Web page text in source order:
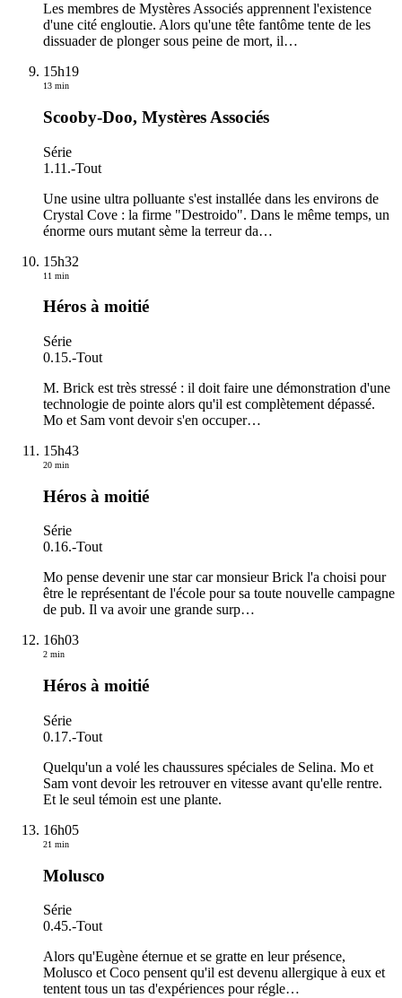
Les membres de Mystères Associés apprennent l'existence
d'une cité engloutie. Alors qu'une tête fantôme tente de les
dissuader de plonger sous peine de mort, il…
15h19
13 min
Scooby-Doo, Mystères Associés
Série
1.11.-Tout
Une usine ultra polluante s'est installée dans les environs de
Crystal Cove : la firme "Destroido". Dans le même temps, un
énorme ours mutant sème la terreur da…
15h32
11 min
Héros à moitié
Série
0.15.-Tout
M. Brick est très stressé : il doit faire une démonstration d'une
technologie de pointe alors qu'il est complètement dépassé.
Mo et Sam vont devoir s'en occuper…
15h43
20 min
Héros à moitié
Série
0.16.-Tout
Mo pense devenir une star car monsieur Brick l'a choisi pour
être le représentant de l'école pour sa toute nouvelle campagne
de pub. Il va avoir une grande surp…
16h03
2 min
Héros à moitié
Série
0.17.-Tout
Quelqu'un a volé les chaussures spéciales de Selina. Mo et
Sam vont devoir les retrouver en vitesse avant qu'elle rentre.
Et le seul témoin est une plante.
16h05
21 min
Molusco
Série
0.45.-Tout
Alors qu'Eugène éternue et se gratte en leur présence,
Molusco et Coco pensent qu'il est devenu allergique à eux et
tentent tous un tas d'expériences pour régle…